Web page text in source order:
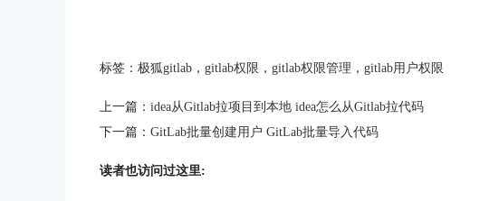
标签： 极狐gitlab ， gitlab权限 ， gitlab权限管理 ， gitlab用户权限
上一篇： idea从Gitlab拉项目到本地 idea怎么从Gitlab拉代码
下一篇： GitLab批量创建用户 GitLab批量导入代码
读者也访问过这里: